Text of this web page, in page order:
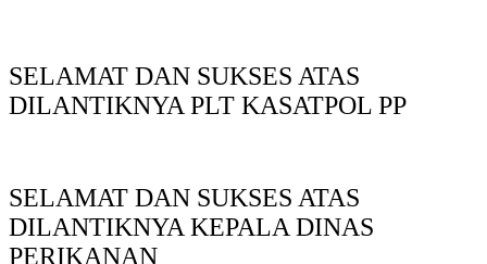
SELAMAT DAN SUKSES ATAS
DILANTIKNYA PLT KASATPOL PP
SELAMAT DAN SUKSES ATAS
DILANTIKNYA KEPALA DINAS
PERIKANAN